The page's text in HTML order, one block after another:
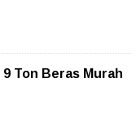
Ton Beras Murah